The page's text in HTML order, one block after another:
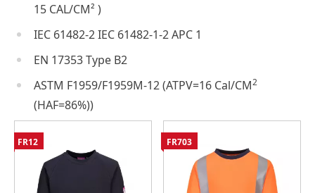
15 CAL/CM² )
IEC 61482-2 IEC 61482-1-2 APC 1
EN 17353 Type B2
ASTM F1959/F1959M-12 (ATPV=16 Cal/CM2
(HAF=86%))
FR12 FR703